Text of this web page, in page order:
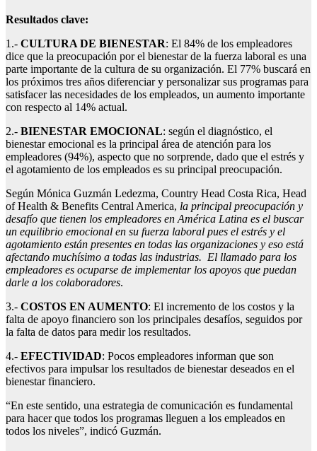
Resultados clave:
1.- CULTURA DE BIENESTAR: El 84% de los empleadores
dice que la preocupación por el bienestar de la fuerza laboral es una
parte importante de la cultura de su organización. El 77% buscará en
los próximos tres años diferenciar y personalizar sus programas para
satisfacer las necesidades de los empleados, un aumento importante
con respecto al 14% actual.
2.- BIENESTAR EMOCIONAL: según el diagnóstico, el
bienestar emocional es la principal área de atención para los
empleadores (94%), aspecto que no sorprende, dado que el estrés y
el agotamiento de los empleados es su principal preocupación.
Según Mónica Guzmán Ledezma, Country Head Costa Rica, Head
of Health & Benefits Central America, la principal preocupación y
desafío que tienen los empleadores en América Latina es el buscar
un equilibrio emocional en su fuerza laboral pues el estrés y el
agotamiento están presentes en todas las organizaciones y eso está
afectando muchísimo a todas las industrias. El llamado para los
empleadores es ocuparse de implementar los apoyos que puedan
darle a los colaboradores.
3.- COSTOS EN AUMENTO: El incremento de los costos y la
falta de apoyo financiero son los principales desafíos, seguidos por
la falta de datos para medir los resultados.
4.- EFECTIVIDAD: Pocos empleadores informan que son
efectivos para impulsar los resultados de bienestar deseados en el
bienestar financiero.
“En este sentido, una estrategia de comunicación es fundamental
para hacer que todos los programas lleguen a los empleados en
todos los niveles”, indicó Guzmán.